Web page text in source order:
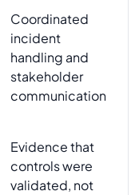
Coordinated
incident
handling and
stakeholder
communication
Evidence that
controls were
validated, not